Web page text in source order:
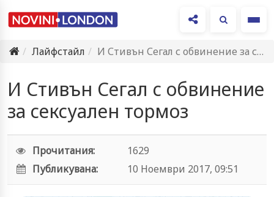
Лайфстайл
И Стивън Сегал с обвинение за сексуален тормоз
И Стивън Сегал с обвинение
за сексуален тормоз
Прочитания:
1629
Публикувана:
10 Ноември 2017, 09:51